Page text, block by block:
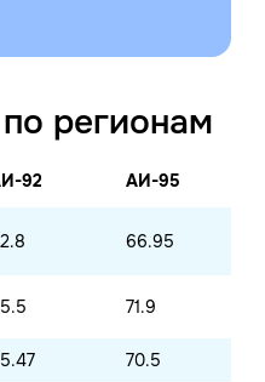
регионам
92 АИ-95
66.95
71.9
70.5